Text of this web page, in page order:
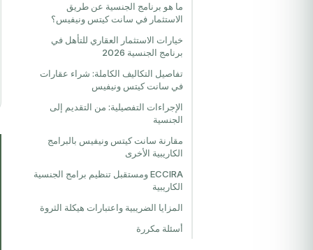
ما هو برنامج الجنسية عن طريق
الاستثمار في سانت كيتس ونيفيس؟
خيارات الاستثمار العقاري للتأهل في
برنامج الجنسية 2026
تفاصيل التكاليف الكاملة: شراء عقارات
في سانت كيتس ونيفيس
الإجراءات التفصيلية: من التقديم إلى
الجنسية
مقارنة سانت كيتس ونيفيس بالبرامج
الكاريبية الأخرى
ECCIRA ومستقبل تنظيم برامج الجنسية
الكاريبية
المزايا الضريبية واعتبارات هيكلة الثروة
أسئلة مكررة